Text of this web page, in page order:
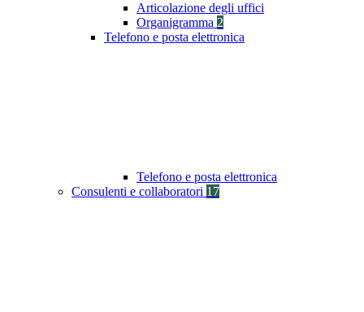
Articolazione degli uffici
Organigramma 2
Telefono e posta elettronica
Telefono e posta elettronica
Consulenti e collaboratori 17